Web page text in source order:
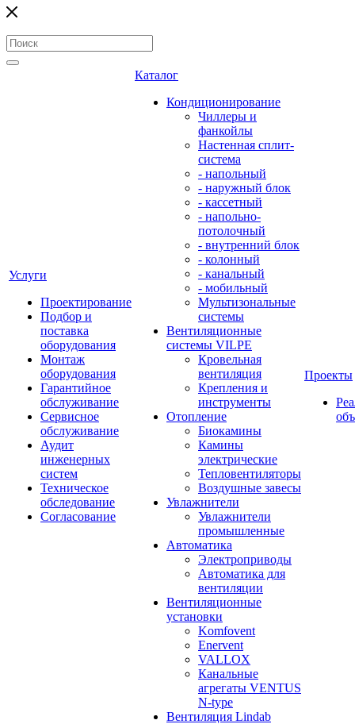
Услуги
Проектирование
Подбор и
поставка
оборудования
Монтаж
оборудования
Гарантийное
обслуживание
Сервисное
обслуживание
Аудит
инженерных
систем
Техническое
обследование
Согласование
Каталог
Кондиционирование
Чиллеры и
фанкойлы
Настенная сплит-
система
- напольный
- наружный блок
- кассетный
- напольно-
потолочный
- внутренний блок
- колонный
- канальный
- мобильный
Мультизональные
системы
Вентиляционные
системы VILPE
Кровельная
вентиляция
Крепления и
инструменты
Отопление
Биокамины
Камины
электрические
Тепловентиляторы
Воздушные завесы
Увлажнители
Увлажнители
промышленные
Автоматика
Электроприводы
Автоматика для
вентиляции
Вентиляционные
установки
Komfovent
Enervent
VALLOX
Канальные
агрегаты VENTUS
N-type
Вентиляция Lindab
Проекты